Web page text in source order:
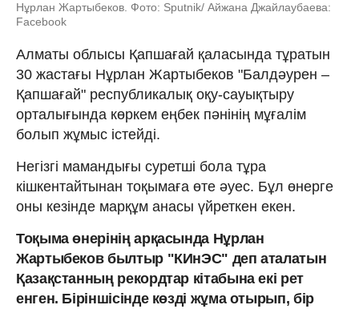
Нұрлан Жартыбеков. Фото: Sputnik/ Айжана Джайлаубаева:
Facebook
Алматы облысы Қапшағай қаласында тұратын
30 жастағы Нұрлан Жартыбеков "Балдәурен –
Қапшағай" республикалық оқу-сауықтыру
орталығында көркем еңбек пәнінің мұғалім
болып жұмыс істейді.
Негізгі мамандығы суретші бола тұра
кішкентайтынан тоқымаға өте әуес. Бұл өнерге
оны кезінде марқұм анасы үйреткен екен.
Тоқыма өнерінің арқасында Нұрлан
Жартыбеков былтыр "КИнЭС" деп аталатын
Қазақстанның рекордтар кітабына екі рет
енген. Бірін­шісінде көзді жұма отырып, бір